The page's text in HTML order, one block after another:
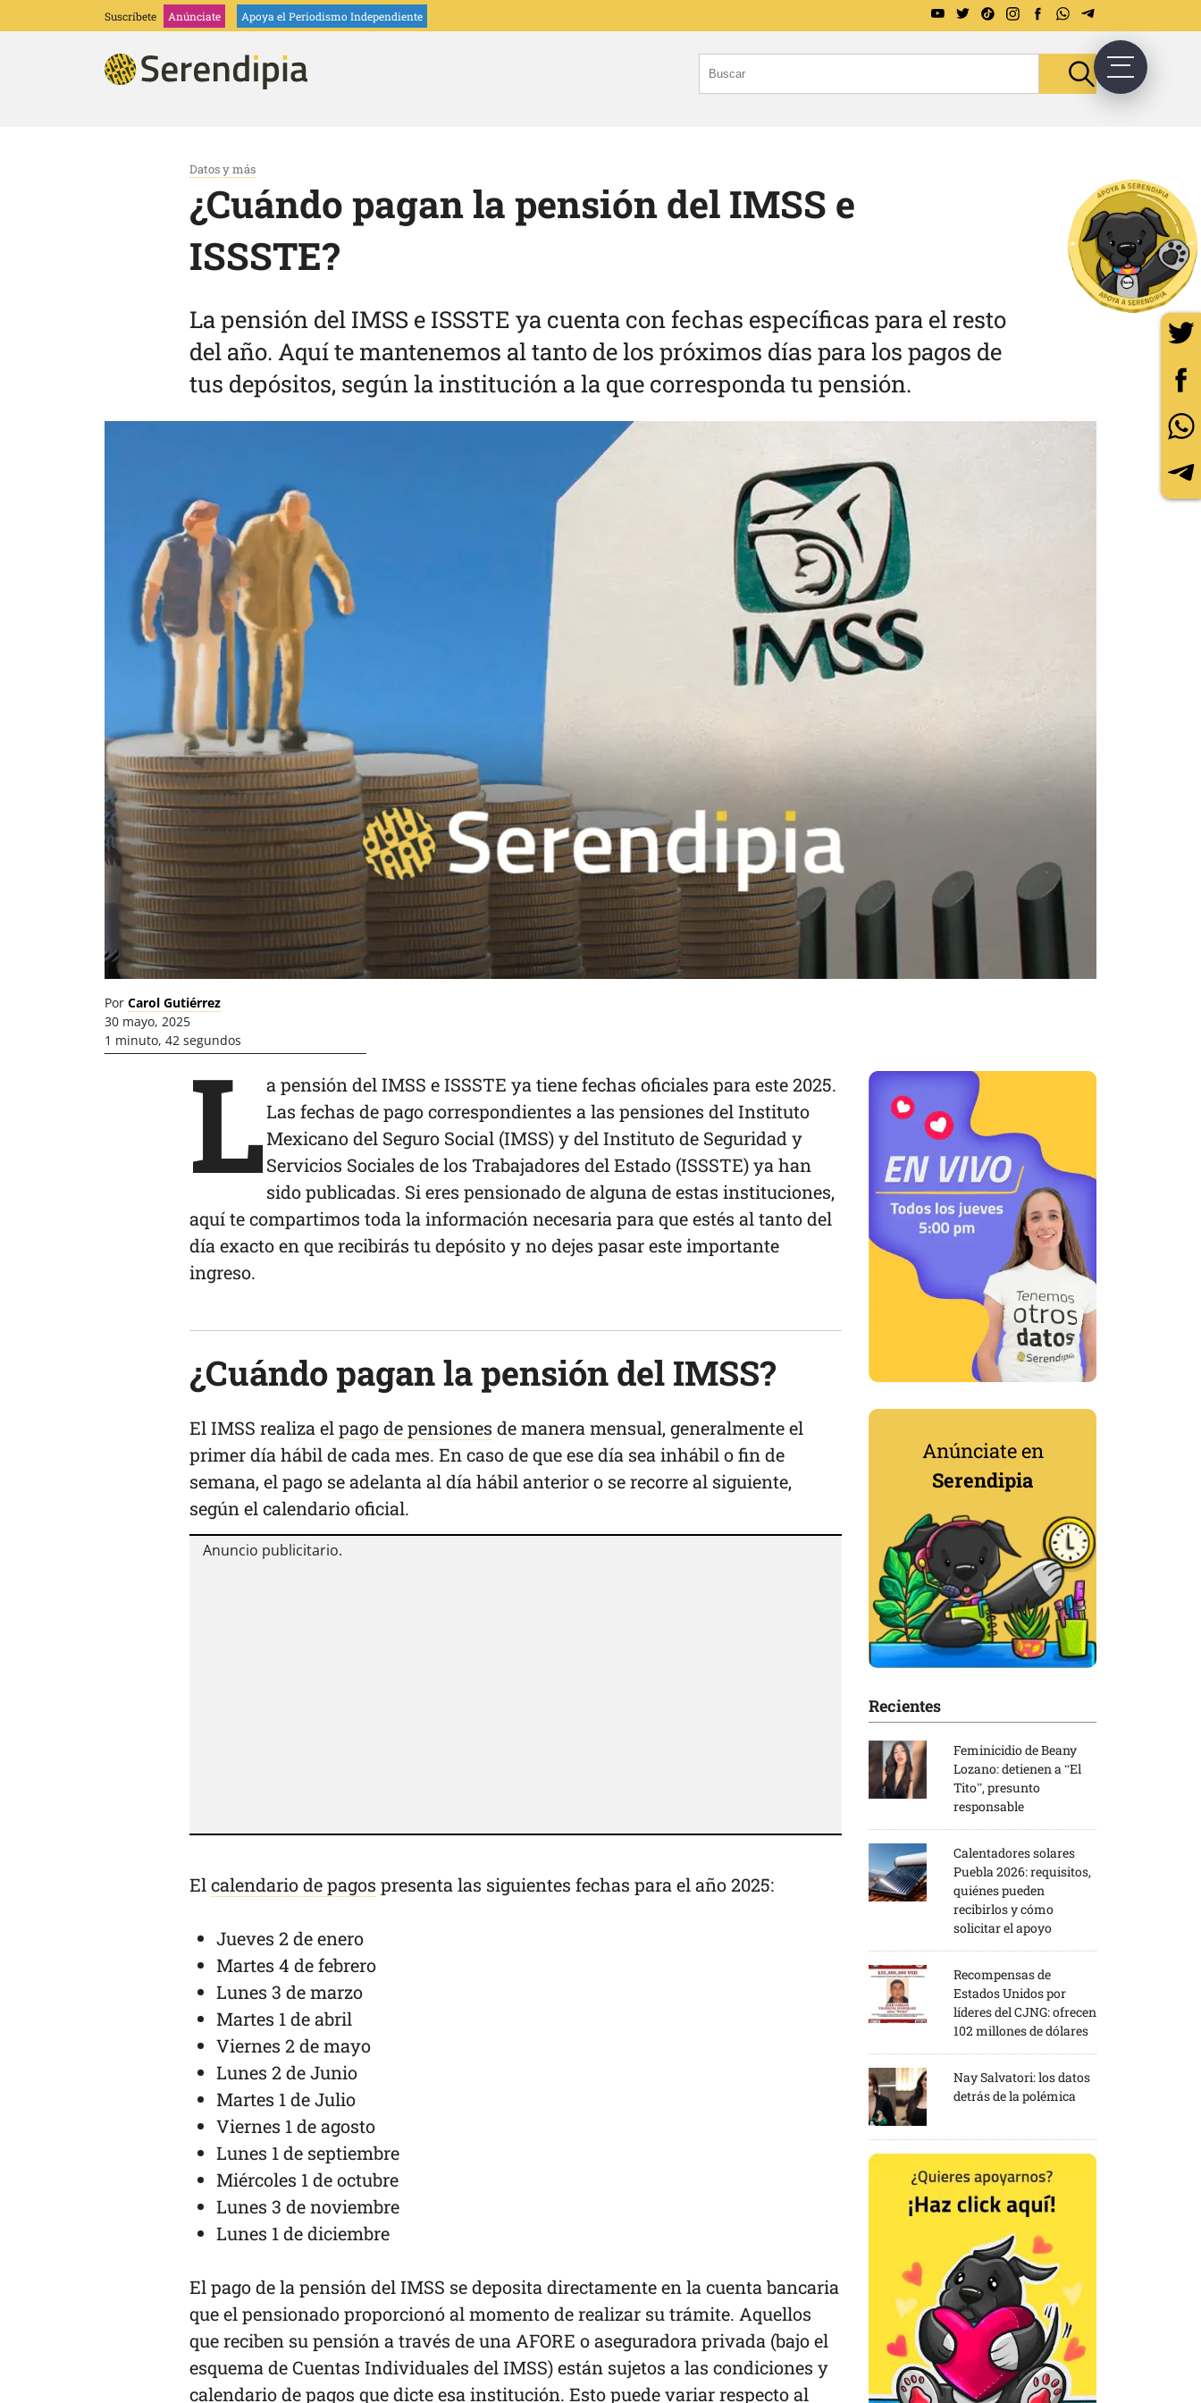
Suscríbete Anúnciate Apoya el Periodismo Independiente
Datos y más
¿Cuándo pagan la pensión del IMSS e
ISSSTE?
La pensión del IMSS e ISSSTE ya cuenta con fechas específicas para el resto
del año. Aquí te mantenemos al tanto de los próximos días para los pagos de
tus depósitos, según la institución a la que corresponda tu pensión.
Por Carol Gutiérrez
30 mayo, 2025
1 minuto, 42 segundos
La pensión del IMSS e ISSSTE ya tiene fechas oficiales para este 2025.
Las fechas de pago correspondientes a las pensiones del Instituto
Mexicano del Seguro Social (IMSS) y del Instituto de Seguridad y
Servicios Sociales de los Trabajadores del Estado (ISSSTE) ya han
sido publicadas. Si eres pensionado de alguna de estas instituciones,
aquí te compartimos toda la información necesaria para que estés al tanto del
día exacto en que recibirás tu depósito y no dejes pasar este importante
ingreso.
¿Cuándo pagan la pensión del IMSS?
El IMSS realiza elpago de pensiones de manera mensual, generalmente el
primer día hábil de cada mes. En caso de que ese día sea inhábil o fin de
semana, el pago se adelanta al día hábil anterior o se recorre al siguiente,
según el calendario oficial.
Elcalendario de pagos presenta las siguientes fechas para el año 2025:
Jueves 2 de enero
Martes 4 de febrero
Lunes 3 de marzo
Martes 1 de abril
Viernes 2 de mayo
Lunes 2 de Junio
Martes 1 de Julio
Viernes 1 de agosto
Lunes 1 de septiembre
Miércoles 1 de octubre
Lunes 3 de noviembre
Lunes 1 de diciembre
El pago de la pensión del IMSS se deposita directamente en la cuenta bancaria
que el pensionado proporcionó al momento de realizar su trámite. Aquellos
que reciben su pensión a través de una AFORE o aseguradora privada (bajo el
esquema de Cuentas Individuales del IMSS) están sujetos a las condiciones y
calendario de pagos que dicte esa institución. Esto puede variar respecto al
Anúnciate en
Serendipia
Recientes
Feminicidio de Beany
Lozano: detienen a “El
Tito”, presunto
responsable
Calentadores solares
Puebla 2026: requisitos,
quiénes pueden
recibirlos y cómo
solicitar el apoyo
Recompensas de
Estados Unidos por
líderes del CJNG: ofrecen
102 millones de dólares
Nay Salvatori: los datos
detrás de la polémica